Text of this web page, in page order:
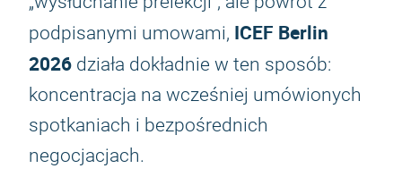
podpisanymi umowami, ICEF Berlin
2026 działa dokładnie w ten sposób:
koncentracja na wcześniej umówionych
spotkaniach i bezpośrednich
negocjacjach.